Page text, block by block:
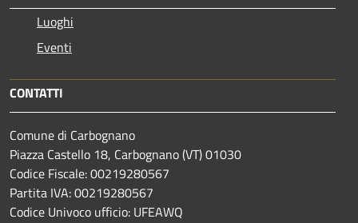
Luoghi
Eventi
CONTATTI
Comune di Carbognano
Piazza Castello 18, Carbognano (VT) 01030
Codice Fiscale: 00219280567
Partita IVA: 00219280567
Codice Univoco ufficio: UFEAWQ